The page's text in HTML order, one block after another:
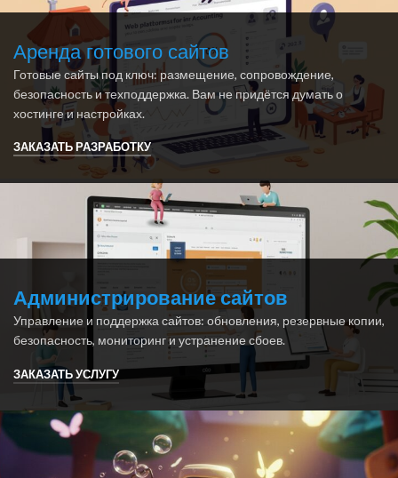
Аренда готового сайтов
Готовые сайты под ключ: размещение, сопровождение,
безопасность и техподдержка. Вам не придётся думать о
хостинге и настройках.
ЗАКАЗАТЬ РАЗРАБОТКУ
Администрирование сайтов
Управление и поддержка сайтов: обновления, резервные копии,
безопасность, мониторинг и устранение сбоев.
ЗАКАЗАТЬ УСЛУГУ